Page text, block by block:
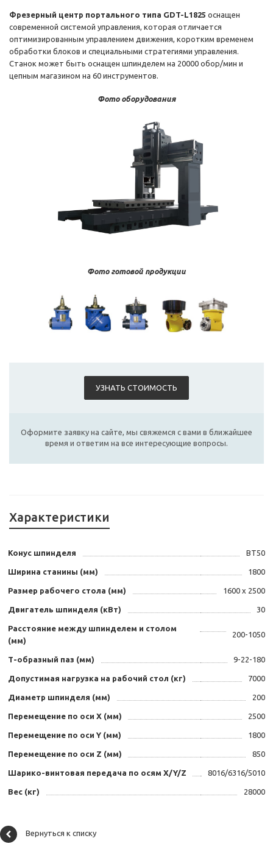
Фрезерный центр портального типа GDT-L1825 оснащен
современной системой управления, которая отличается
оптимизированным управлением движения, коротким временем
обработки блоков и специальными стратегиями управления.
Станок может быть оснащен шпинделем на 20000 обор/мин и
цепным магазином на 60 инструментов.
Фото оборудования
Фото готовой продукции
УЗНАТЬ СТОИМОСТЬ
Оформите заявку на сайте, мы свяжемся с вами в ближайшее
время и ответим на все интересующие вопросы.
Характеристики
Конус шпинделя ВТ50
Ширина станины (мм) 1800
Размер рабочего стола (мм) 1600 х 2500
Двигатель шпинделя (кВт) 30
Расстояние между шпинделем и столом
(мм)
200-1050
Т-образный паз (мм) 9-22-180
Допустимая нагрузка на рабочий стол (кг) 7000
Диаметр шпинделя (мм) 200
Перемещение по оси X (мм) 2500
Перемещение по оси Y (мм) 1800
Перемещение по оси Z (мм) 850
Шарико-винтовая передача по осям X/Y/Z 8016/6316/5010
Вес (кг) 28000
Вернуться к списку